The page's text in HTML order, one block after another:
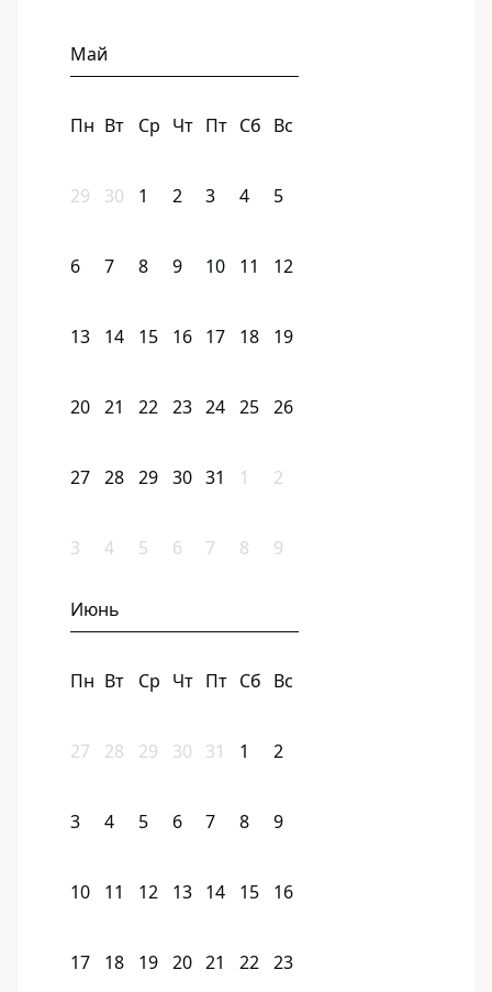
Май
Пн Вт Ср Чт Пт Сб Вс
29 30 1 2 3 4 5
6 7 8 9 10 11 12
13 14 15 16 17 18 19
20 21 22 23 24 25 26
27 28 29 30 31 1 2
3 4 5 6 7 8 9
Июнь
Пн Вт Ср Чт Пт Сб Вс
27 28 29 30 31 1 2
3 4 5 6 7 8 9
10 11 12 13 14 15 16
17 18 19 20 21 22 23